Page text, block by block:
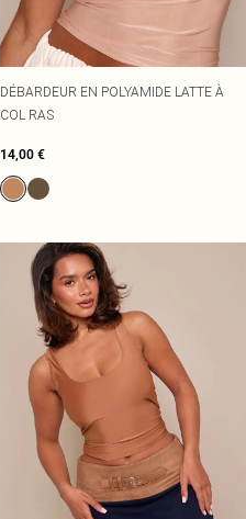
DÉBARDEUR EN POLYAMIDE LATTE À
COL RAS
14,00 €